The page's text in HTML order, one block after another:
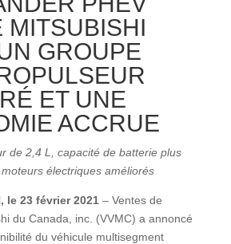
MITSUBISHI
GROUPE
ET UNE
ACCRUE
de 2,4 L, capacité de batterie plus
électriques améliorés
le 23 février 2021– Ventes de
du Canada, inc. (VVMC) a annoncé
du véhicule multisegment